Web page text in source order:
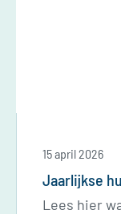
15 april 2026
Jaarlijkse
Lees hier